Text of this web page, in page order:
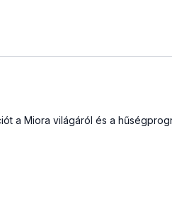
a Miora világáról és a